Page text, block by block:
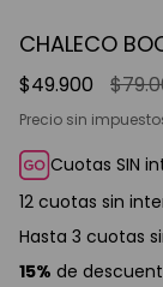
CHALECO
$49.900
Precio sin
Cuotas SIN
12 cuotas sin
Hasta 3 cuotas
15% de